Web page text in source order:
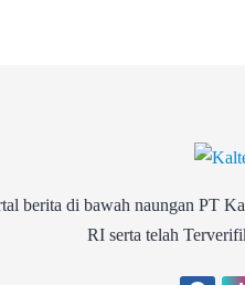
berita di bawah naungan PT
RI serta telah